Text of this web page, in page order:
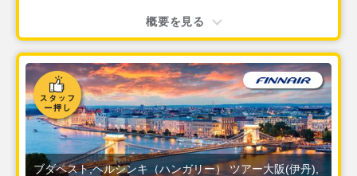
概要を見る
ブダペスト,ヘルシンキ（ハンガリー） ツアー大阪(伊丹),